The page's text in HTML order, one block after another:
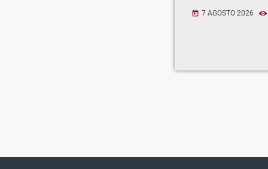
today 7 AGOSTO 2026